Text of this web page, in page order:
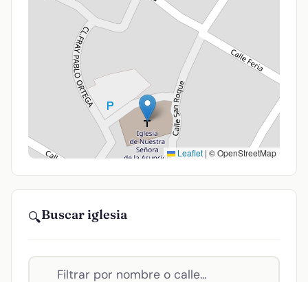
Leaflet | © OpenStreetMap
🔍Buscar iglesia